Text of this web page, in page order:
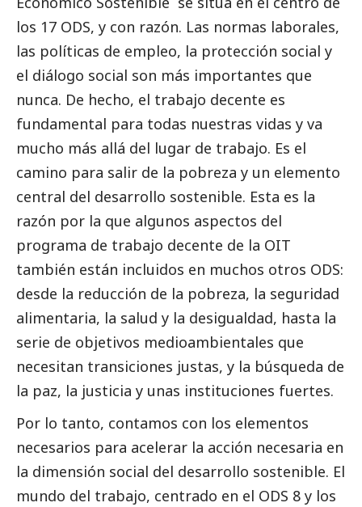
los 17 ODS, y con razón. Las normas laborales,
las políticas de empleo, la protección social y
el diálogo social son más importantes que
nunca. De hecho, el trabajo decente es
fundamental para todas nuestras vidas y va
mucho más allá del lugar de trabajo. Es el
camino para salir de la pobreza y un elemento
central del desarrollo sostenible. Esta es la
razón por la que algunos aspectos del
programa de trabajo decente de la OIT
también están incluidos en muchos otros ODS:
desde la reducción de la pobreza, la seguridad
alimentaria, la salud y la desigualdad, hasta la
serie de objetivos medioambientales que
necesitan transiciones justas, y la búsqueda de
la paz, la justicia y unas instituciones fuertes.
Por lo tanto, contamos con los elementos
necesarios para acelerar la acción necesaria en
la dimensión social del desarrollo sostenible. El
mundo del trabajo, centrado en el ODS 8 y los